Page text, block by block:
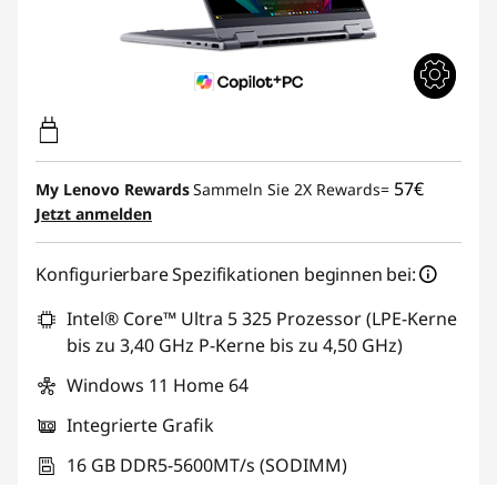
My Lenovo RewardsSammeln Sie 2X Rewards= 57€
Jetzt anmelden
Konfigurierbare Spezifikationen beginnen bei:
Intel® Core™ Ultra 5 325 Prozessor (LPE-Kerne
bis zu 3,40 GHz P-Kerne bis zu 4,50 GHz)
Windows 11 Home 64
Integrierte Grafik
16 GB DDR5-5600MT/s (SODIMM)